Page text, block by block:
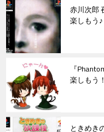
赤川次郎
楽しもう♪
『
楽しもう！
ときめき